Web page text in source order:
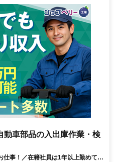
動車部品の入出庫作業・検
事！／在籍社員は1年以上勤めてい